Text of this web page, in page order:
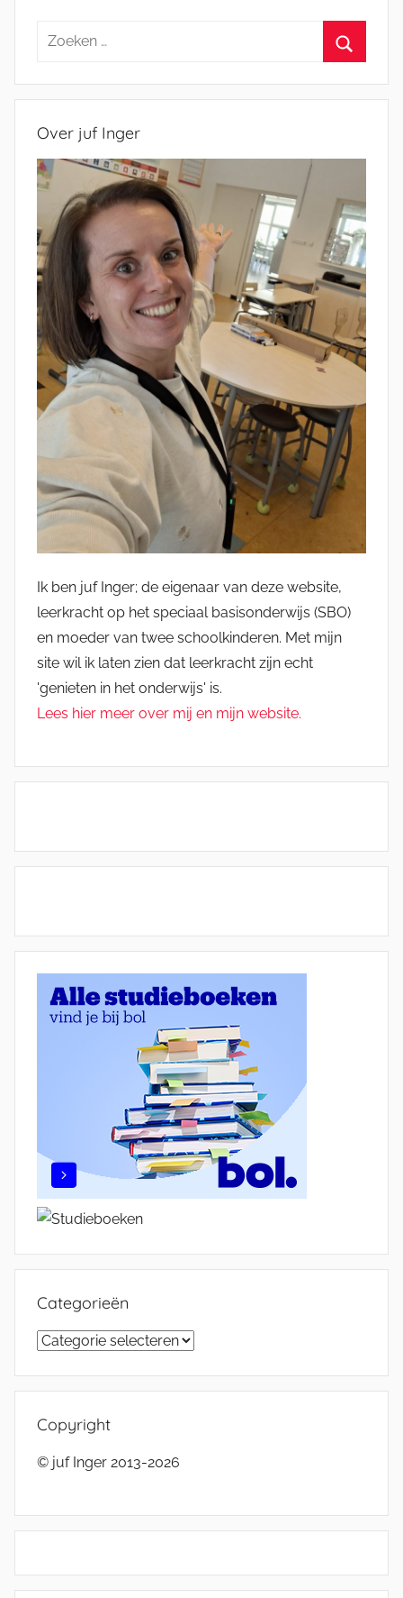
Zoeken
Over juf Inger
Ik ben juf Inger; de eigenaar van deze website,
leerkracht op het speciaal basisonderwijs (SBO)
en moeder van twee schoolkinderen. Met mijn
site wil ik laten zien dat leerkracht zijn echt
'genieten in het onderwijs' is.
Lees hier meer over mij en mijn website.
Categorieën
Categorieën
Copyright
© juf Inger 2013-2026